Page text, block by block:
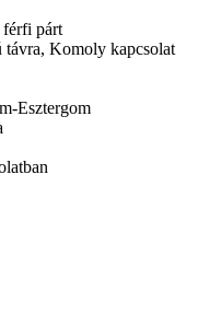
férfi párt
távra, Komoly kapcsolat
Esztergom